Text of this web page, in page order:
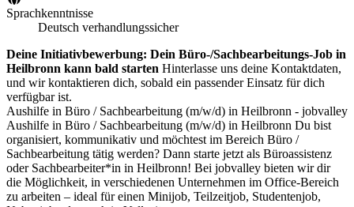
Sprachkenntnisse
Deutsch verhandlungssicher
Deine Initiativbewerbung: Dein Büro-/Sachbearbeitungs-Job in
Heilbronn kann bald starten Hinterlasse uns deine Kontaktdaten,
und wir kontaktieren dich, sobald ein passender Einsatz für dich
verfügbar ist.
Aushilfe in Büro / Sachbearbeitung (m/w/d) in Heilbronn - jobvalley
Aushilfe in Büro / Sachbearbeitung (m/w/d) in Heilbronn Du bist
organisiert, kommunikativ und möchtest im Bereich Büro /
Sachbearbeitung tätig werden? Dann starte jetzt als Büroassistenz
oder Sachbearbeiter*in in Heilbronn! Bei jobvalley bieten wir dir
die Möglichkeit, in verschiedenen Unternehmen im Office-Bereich
zu arbeiten – ideal für einen Minijob, Teilzeitjob, Studentenjob,